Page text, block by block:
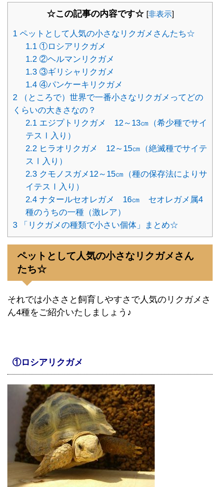
☆この記事の内容です☆ [非表示]
1 ペットとして人気の小さなリクガメさんたち☆
1.1①ロシアリクガメ
1.2②ヘルマンリクガメ
1.3③ギリシャリクガメ
1.4④パンケーキリクガメ
2 （ところで）世界で一番小さなリクガメってどの
くらいの大きさなの？
2.1エジプトリクガメ 12～13㎝（希少種でサイ
テスⅠ入り）
2.2ヒラオリクガメ 12～15㎝（絶滅種でサイテ
スⅠ入り）
2.3クモノスガメ12～15㎝（種の保存法によりサ
イテスⅠ入り）
2.4ナタールセオレガメ 16㎝ セオレガメ属4
種のうちの一種（激レア）
3 「リクガメの種類で小さい個体」まとめ☆
ペットとして人気の小さなリクガメさん
たち☆
それでは小ささと飼育しやすさで人気のリクガメさ
ん4種をご紹介いたしましょう♪
①ロシアリクガメ